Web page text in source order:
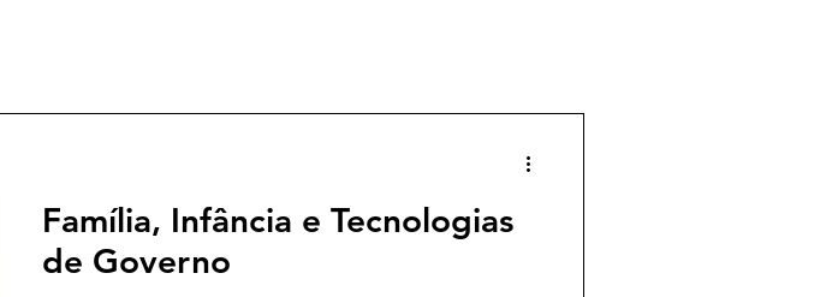
Família, Infância e Tecnologias
de Governo